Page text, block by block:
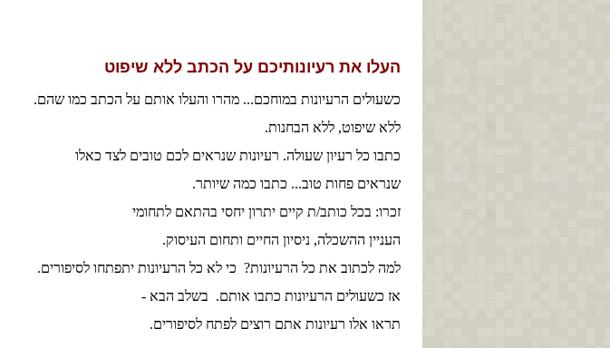
העלו את רעיונותיכם על הכתב ללא שיפוט
כשעולים הרעיונות במוחכם... מהרו והעלו אותם על הכתב כמו שהם.
ללא שיפוט, ללא הבחנות.
כתבו כל רעיון שעולה. רעיונות שנראים לכם טובים לצד כאלו
שנראים פחות טוב... כתבו כמה שיותר.
זכרו: בכל כותב/ת קיים יתרון יחסי בהתאם לתחומי
העניין ההשכלה, ניסיון החיים ותחום העיסוק.
למה לכתוב את כל הרעיונות? כי לא כל הרעיונות יתפתחו לסיפורים.
אז כשעולים הרעיונות כתבו אותם. בשלב הבא -
תראו אלו רעיונות אתם רוצים לפתח לסיפורים.